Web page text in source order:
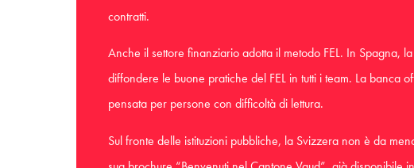
contratti.
Anche il settore finanziario adotta il metodo FEL. In Spagna,
diffondere le buone pratiche del FEL in tutti i team. La banca
pensata per persone con difficoltà di lettura.
Sul fronte delle istituzioni pubbliche, la Svizzera non è da